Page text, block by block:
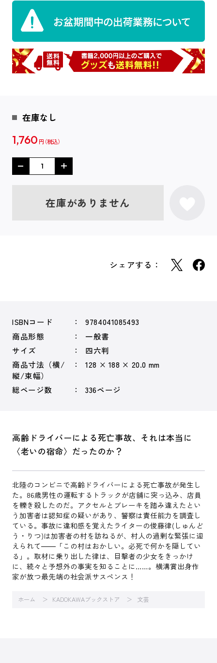
在庫なし
1,760 円
在庫がありません
シェアする：
ISBNコード
9784041085493
商品形態
一般書
サイズ
四六判
商品寸法（横/
縦/束幅）
128 × 188 × 20.0 mm
総ページ数 336ページ
高齢ドライバーによる死亡事故、それは本当に
〈老いの宿命〉だったのか？
北陸のコンビニで高齢ドライバーによる死亡事故が発生し
た。86歳男性の運転するトラックが店舗に突っ込み、店員
を轢き殺したのだ。アクセルとブレーキを踏み違えたとい
う加害者は認知症の疑いがあり、警察は責任能力を調査し
ている。事故に違和感を覚えたライターの俊藤律(しゅんど
う・りつ)は加害者の村を訪ねるが、村人の過剰な緊張に迎
えられて――「この村はおかしい。必死で何かを隠してい
る」。取材に乗り出した律は、目撃者の少女をきっかけ
に、続々と予想外の事実を知ることに……。横溝賞出身作
家が放つ最先端の社会派サスペンス！
ホーム KADOKAWAブックストア 文芸